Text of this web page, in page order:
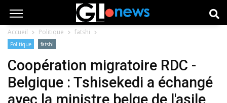
Accueil Politique fatshi
Politique fatshi
Coopération migratoire RDC -
Belgique : Tshisekedi a échangé
avec la ministre belge de l'asile